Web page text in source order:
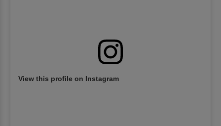
View this profile on Instagram